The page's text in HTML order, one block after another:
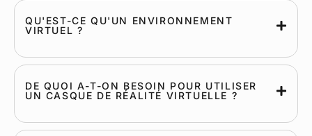
QU'EST-CE QU'UN ENVIRONNEMENT
VIRTUEL ?
DE QUOI A-T-ON BESOIN POUR UTILISER
UN CASQUE DE RÉALITÉ VIRTUELLE ?